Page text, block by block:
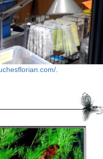
.